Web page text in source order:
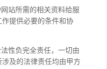
站所需的相关资料给服
提供必要的条件和协
性负完全责任，一切由
及的法律责任均由甲方